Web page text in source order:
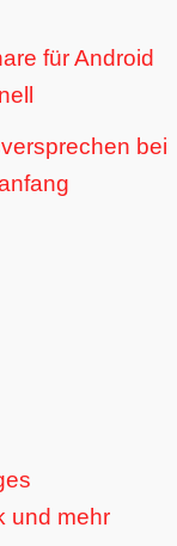
für Android
bei
und mehr